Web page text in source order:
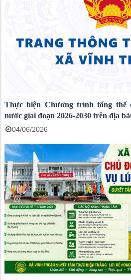
Thực hiện Chương trình tổng thể
nước giai đoạn 2026-2030 trên địa
04/06/2026